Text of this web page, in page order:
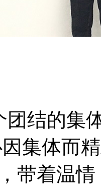
团结的集
集体而
带着温